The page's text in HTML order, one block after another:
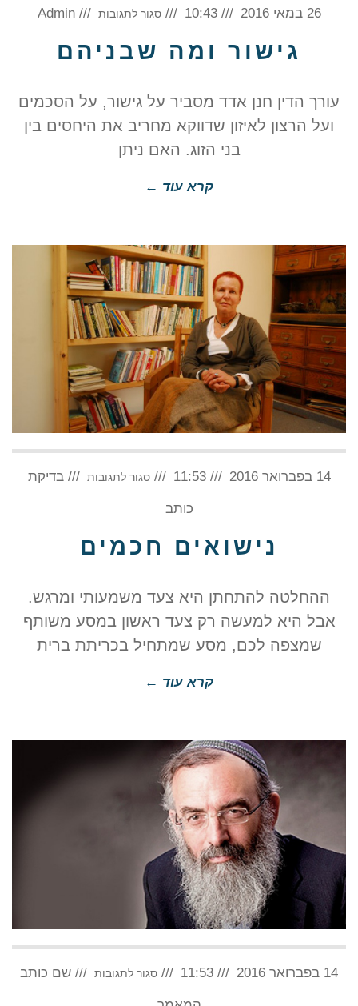
26 במאי 2016 10:43 סגור לתגובות גישור
ומה
Admin
גישור ומה שבניהם
עורך הדין חנן אדד מסביר על גישור, על הסכמים
ועל הרצון לאיזון שדווקא מחריב את היחסים בין
בני הזוג. האם ניתן
קרא עוד ←
14 בפברואר 2016 11:53 סגור לתגובות נישואים
חכמיםבדיקת
כותב
נישואים חכמים
ההחלטה להתחתן היא צעד משמעותי ומרגש.
אבל היא למעשה רק צעד ראשון במסע משותף
שמצפה לכם, מסע שמתחיל בכריתת ברית
קרא עוד ←
14 בפברואר 2016 11:53 סגור לתגובות הסכמאהבה?
שם כותב